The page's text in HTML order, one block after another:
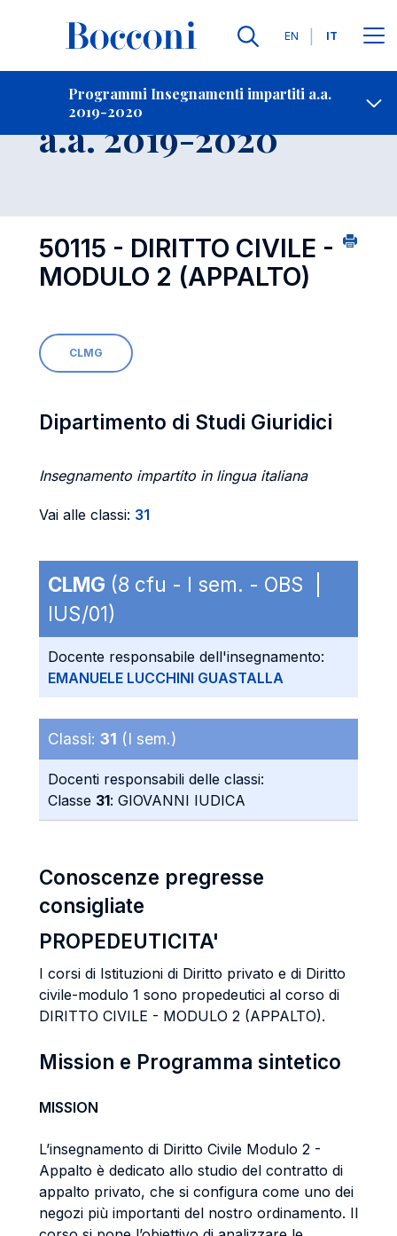
Lingue
EN IT
Programmi Insegnamenti impartiti a.a.
2019-2020
Contatti
Insegnamento
a.a. 2019-2020
50115 - DIRITTO CIVILE -
MODULO 2 (APPALTO)
CLMG
Dipartimento di Studi Giuridici
Insegnamento impartito in lingua italiana
Vai alle classi: 31
CLMG (8 cfu - I sem. - OBS |
IUS/01)
Docente responsabile dell'insegnamento:
EMANUELE LUCCHINI GUASTALLA
Classi: 31 (I sem.)
Docenti responsabili delle classi:
Classe 31: GIOVANNI IUDICA
Conoscenze pregresse
consigliate
PROPEDEUTICITA'
I corsi di Istituzioni di Diritto privato e di Diritto
civile-modulo 1 sono propedeutici al corso di
DIRITTO CIVILE - MODULO 2 (APPALTO).
Mission e Programma sintetico
MISSION
L’insegnamento di Diritto Civile Modulo 2 -
Appalto è dedicato allo studio del contratto di
appalto privato, che si configura come uno dei
negozi più importanti del nostro ordinamento. Il